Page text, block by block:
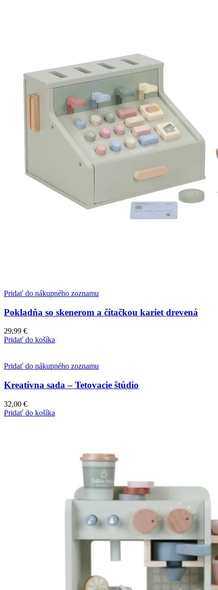
Pridať do nákupného zoznamu
Pokladňa so skenerom a čítačkou kariet drevená
29,99 €
Pridať do košíka
Pridať do nákupného zoznamu
Kreatívna sada – Tetovacie štúdio
32,00 €
Pridať do košíka